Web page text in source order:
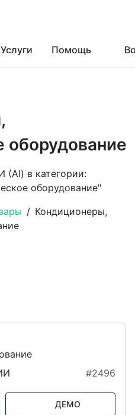
Услуги Помощь
оборудование
(AI) в категории:
оборудование"
/ Кондиционеры,
#2496
ДЕМО